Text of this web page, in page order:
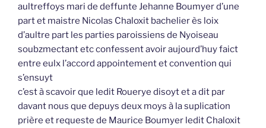
aultreffoys mari de deffunte Jehanne Boumyer d’une
part et maistre Nicolas Chaloxit bachelier ès loix
d’aultre part les parties paroissiens de Nyoiseau
soubzmectant etc confessent avoir aujourd’huy faict
entre eulx l’accord appointement et convention qui
s’ensuyt
c’est à scavoir que ledit Rouerye disoyt et a dit par
davant nous que depuys deux moys à la suplication
prière et requeste de Maurice Boumyer ledit Chaloxit